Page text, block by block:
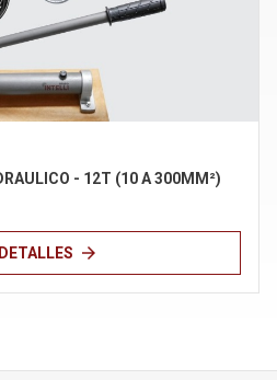
- 12T (10 A 300MM²)
arrow_forward